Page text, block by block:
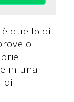
quello di
o
in una
di